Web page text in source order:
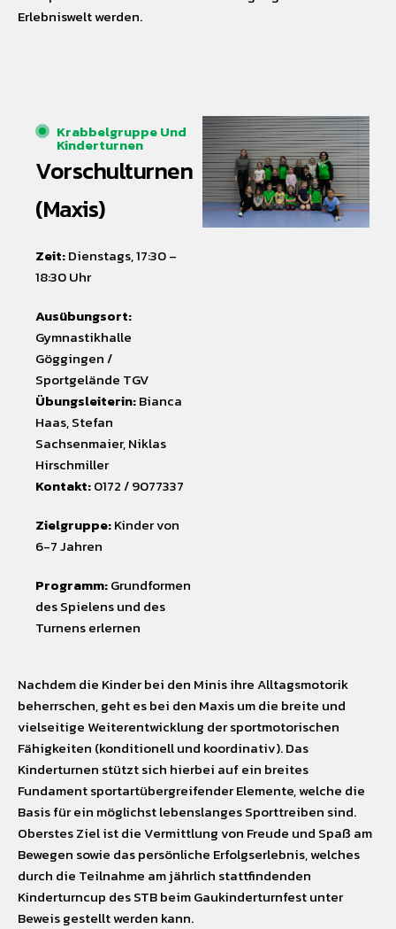
Erlebniswelt werden.
Krabbelgruppe Und
Kinderturnen
Vorschulturnen
(Maxis)
Zeit:Dienstags, 17:30 –
18:30 Uhr
Ausübungsort:
Gymnastikhalle
Göggingen /
Sportgelände TGV
Übungsleiterin:Bianca
Haas, Stefan
Sachsenmaier, Niklas
Hirschmiller
Kontakt:0172 / 9077337
Zielgruppe:Kinder von
6-7 Jahren
Programm:Grundformen
des Spielens und des
Turnens erlernen
Nachdem die Kinder bei den Minis ihre Alltagsmotorik
beherrschen, geht es bei den Maxis um die breite und
vielseitige Weiterentwicklung der sportmotorischen
Fähigkeiten (konditionell und koordinativ). Das
Kinderturnen stützt sich hierbei auf ein breites
Fundament sportartübergreifender Elemente, welche die
Basis für ein möglichst lebenslanges Sporttreiben sind.
Oberstes Ziel ist die Vermittlung von Freude und Spaß am
Bewegen sowie das persönliche Erfolgserlebnis, welches
durch die Teilnahme am jährlich stattfindenden
Kinderturncup des STB beim Gaukinderturnfest unter
Beweis gestellt werden kann.